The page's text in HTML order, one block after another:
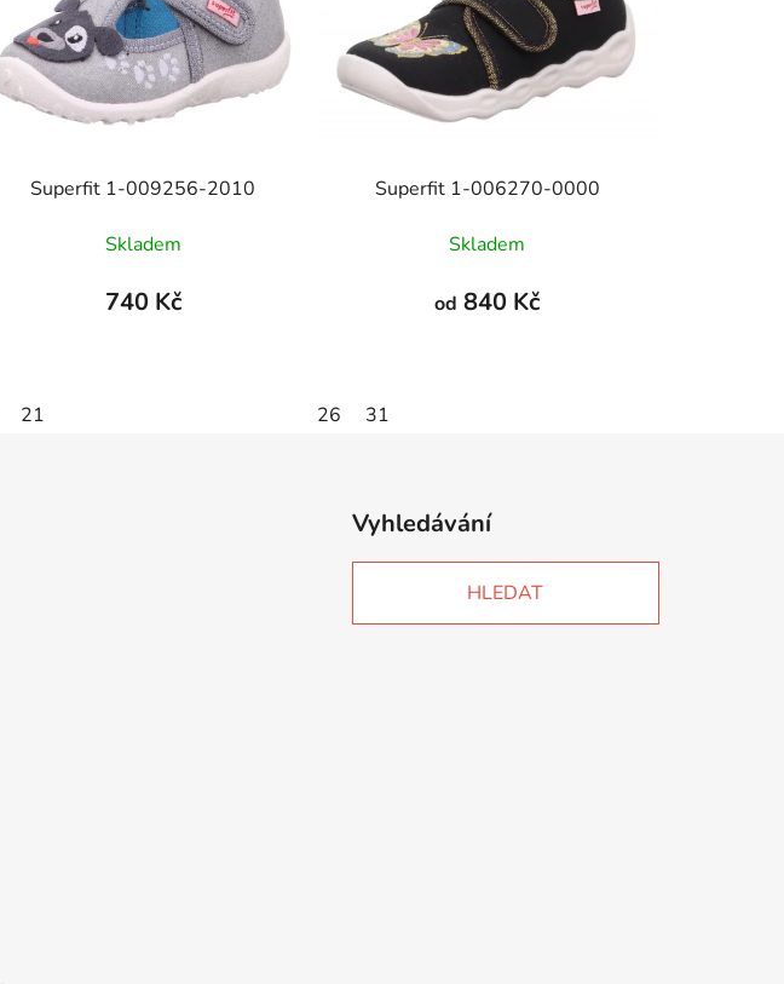
Superfit 1-009256-2010
Skladem
740 Kč
21
Superfit 1-006270-0000
Skladem
od 840 Kč
26 31
Vyhledávání
HLEDAT